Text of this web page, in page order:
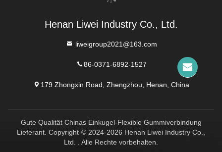
Henan Liwei Industry Co., Ltd.
liweigroup2021@163.com
86-0371-6892-1527
179 Zhongxin Road, Zhengzhou, Henan, China
Gute Qualität Chinas Einkugel-Flexible Gummiverbindung
Lieferant. Copyright-© 2024-2026 Henan Liwei Industry Co.,
Ltd. . Alle Rechte vorbehalten.